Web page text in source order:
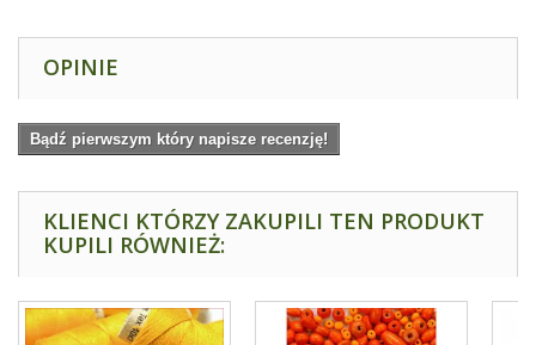
OPINIE
Bądź pierwszym który napisze recenzję!
KLIENCI KTÓRZY ZAKUPILI TEN PRODUKT
KUPILI RÓWNIEŻ: